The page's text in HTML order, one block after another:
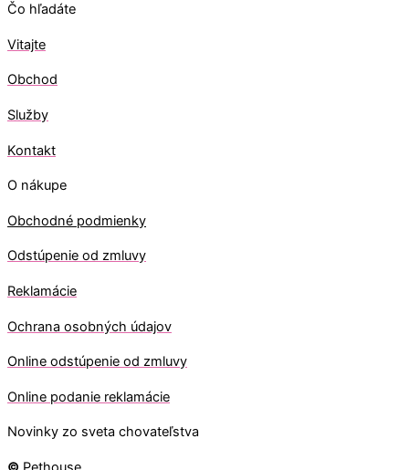
Čo hľadáte
Vitajte
Obchod
Služby
Kontakt
O nákupe
Obchodné podmienky
Odstúpenie od zmluvy
Reklamácie
Ochrana osobných údajov
Online odstúpenie od zmluvy
Online podanie reklamácie
Novinky zo sveta chovateľstva